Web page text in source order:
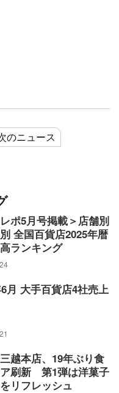
のニュース
ポ5月号掲載＞店舗別
全国百貨店2025年暦
ランキング
月 大手百貨店4社売上
越本店、19年ぶり食
刷新 第1弾は洋菓子
リフレッシュ